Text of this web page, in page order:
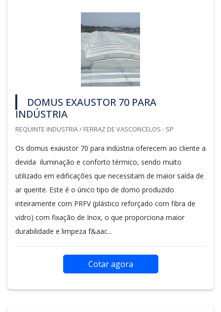
DOMUS EXAUSTOR 70 PARA
INDÚSTRIA
REQUINTE INDUSTRIA / FERRAZ DE VASCONCELOS - SP
Os domus exaustor 70 para indústria oferecem ao cliente a
devida iluminação e conforto térmico, sendo muito
utilizado em edificações que necessitam de maior saída de
ar quente. Este é o único tipo de domo produzido
inteiramente com PRFV (plástico reforçado com fibra de
vidro) com fixação de Inox, o que proporciona maior
durabilidade e limpeza f&aac...
Cotar agora